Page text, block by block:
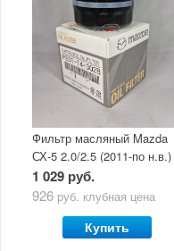
Фильтр масляный Mazda
СХ-5 2.0/2.5 (2011-по н.в.)
1 029 руб.
926 руб. клубная цена
Купить